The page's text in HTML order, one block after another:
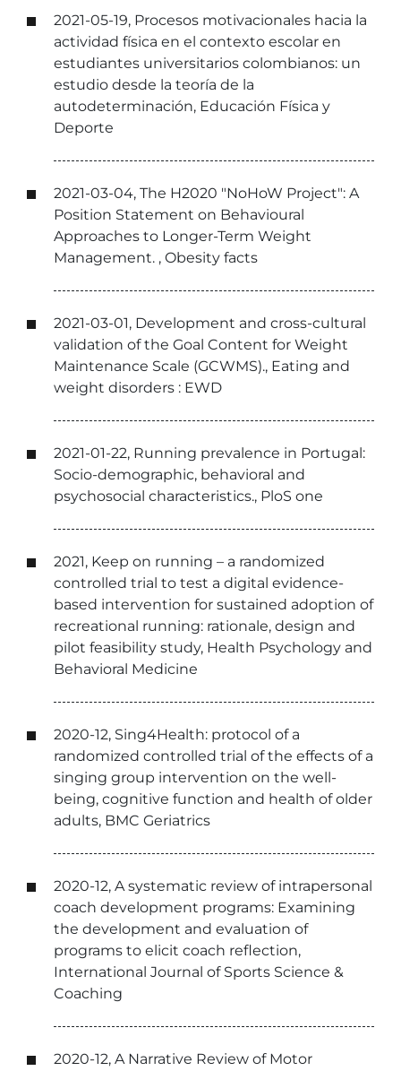
2021-05-19, Procesos motivacionales hacia la
actividad física en el contexto escolar en
estudiantes universitarios colombianos: un
estudio desde la teoría de la
autodeterminación, Educación Física y
Deporte
2021-03-04, The H2020 "NoHoW Project": A
Position Statement on Behavioural
Approaches to Longer-Term Weight
Management. , Obesity facts
2021-03-01, Development and cross-cultural
validation of the Goal Content for Weight
Maintenance Scale (GCWMS)., Eating and
weight disorders : EWD
2021-01-22, Running prevalence in Portugal:
Socio-demographic, behavioral and
psychosocial characteristics., PloS one
2021, Keep on running – a randomized
controlled trial to test a digital evidence-
based intervention for sustained adoption of
recreational running: rationale, design and
pilot feasibility study, Health Psychology and
Behavioral Medicine
2020-12, Sing4Health: protocol of a
randomized controlled trial of the effects of a
singing group intervention on the well-
being, cognitive function and health of older
adults, BMC Geriatrics
2020-12, A systematic review of intrapersonal
coach development programs: Examining
the development and evaluation of
programs to elicit coach reflection,
International Journal of Sports Science &
Coaching
2020-12, A Narrative Review of Motor